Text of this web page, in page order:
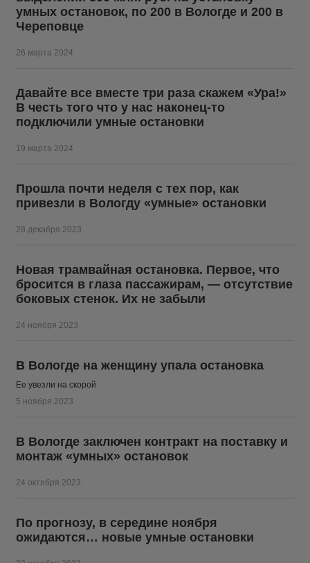
умных остановок, по 200 в Вологде и 200 в
Череповце
26 марта 2024
Давайте все вместе три раза скажем «Ура!»
В честь того что у нас наконец-то
подключили умные остановки
19 марта 2024
Прошла почти неделя с тех пор, как
привезли в Вологду «умные» остановки
28 декабря 2023
Новая трамвайная остановка. Первое, что
бросится в глаза пассажирам, — отсутствие
боковых стенок. Их не забыли
24 ноября 2023
В Вологде на женщину упала остановка
Ее увезли на скорой
5 ноября 2023
В Вологде заключен контракт на поставку и
монтаж «умных» остановок
24 октября 2023
По прогнозу, в середине ноября
ожидаются… новые умные остановки